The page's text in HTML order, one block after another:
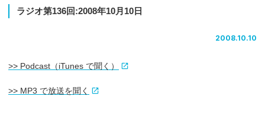
ラジオ第136回:2008年10月 10 日
2008.10.10
>> Podcast（iTunes で聞く）
>> MP3 で放送を聞く